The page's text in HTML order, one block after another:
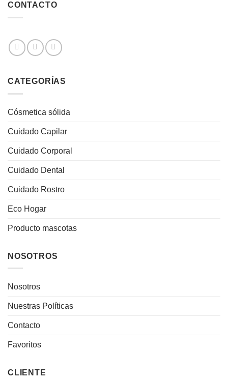
CONTACTO
CATEGORÍAS
Cósmetica sólida
Cuidado Capilar
Cuidado Corporal
Cuidado Dental
Cuidado Rostro
Eco Hogar
Producto mascotas
NOSOTROS
Nosotros
Nuestras Políticas
Contacto
Favoritos
CLIENTE